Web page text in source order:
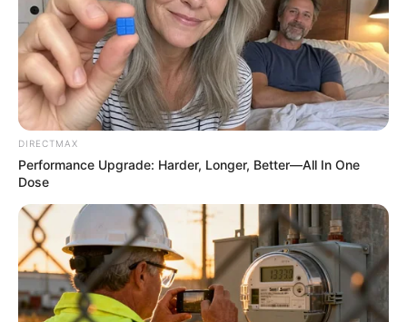
Why Did He Leave At The Peak Of This Show's Run?
BRAINBERRIES
DIRECTMAX
Performance Upgrade: Harder, Longer, Better—All In One
Dose